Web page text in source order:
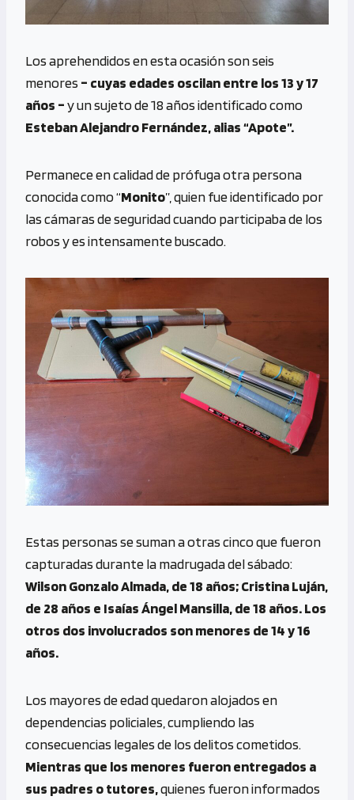
Los aprehendidos en esta ocasión son seis
menores – cuyas edades oscilan entre los 13 y 17
años –y un sujeto de 18 años identificado como
Esteban Alejandro Fernández, alias “Apote”.
Permanece en calidad de prófuga otra persona
conocida como “Monito”, quien fue identificado por
las cámaras de seguridad cuando participaba de los
robos y es intensamente buscado.
Estas personas se suman a otras cinco que fueron
capturadas durante la madrugada del sábado:
Wilson Gonzalo Almada, de 18 años; Cristina Luján,
de 28 años e Isaías Ángel Mansilla, de 18 años. Los
otros dos involucrados son menores de 14 y 16
años.
Los mayores de edad quedaron alojados en
dependencias policiales, cumpliendo las
consecuencias legales de los delitos cometidos.
Mientras que los menores fueron entregados a
sus padres o tutores,quienes fueron informados